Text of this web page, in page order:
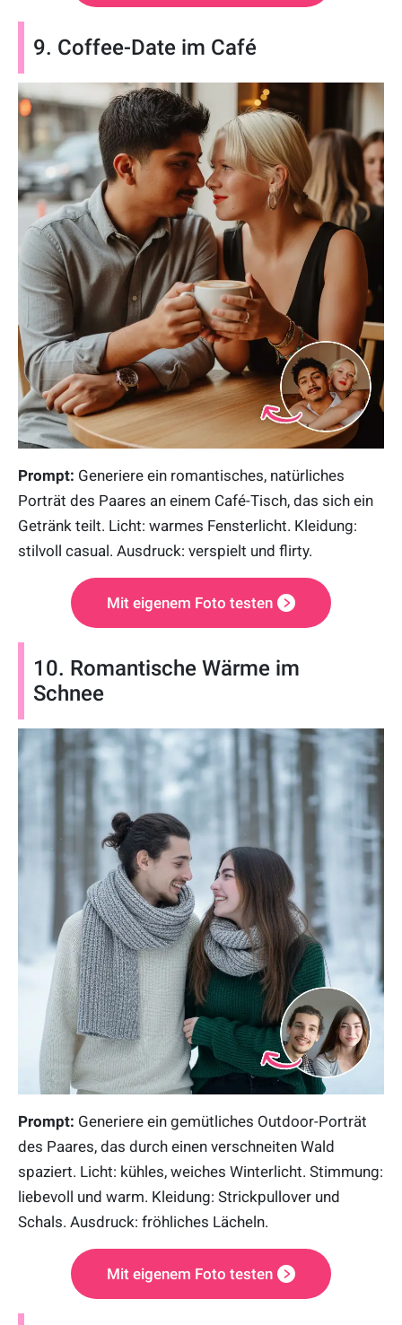
9. Coffee-Date im Café
Prompt: Generiere ein romantisches, natürliches
Porträt des Paares an einem Café-Tisch, das sich ein
Getränk teilt. Licht: warmes Fensterlicht. Kleidung:
stilvoll casual. Ausdruck: verspielt und flirty.
Mit eigenem Foto testen
10. Romantische Wärme im
Schnee
Prompt: Generiere ein gemütliches Outdoor-Porträt
des Paares, das durch einen verschneiten Wald
spaziert. Licht: kühles, weiches Winterlicht. Stimmung:
liebevoll und warm. Kleidung: Strickpullover und
Schals. Ausdruck: fröhliches Lächeln.
Mit eigenem Foto testen